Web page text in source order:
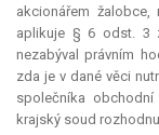
akcionářem
aplikuje § 6 odst. 3
nezabýval právním
zda je v dané věci
společníka
krajský soud